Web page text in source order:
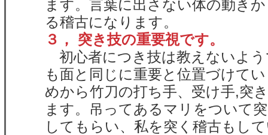
ます。言葉に出さない体の動き
る稽古になります。
３， 突き技の重要視です。
初心者につき技は教えないよ
も面と同じに重要と位置づけて
めから竹刀の打ち手、受け手,突
ます。吊ってあるマリをついて
してもらい、私を突く稽古もし